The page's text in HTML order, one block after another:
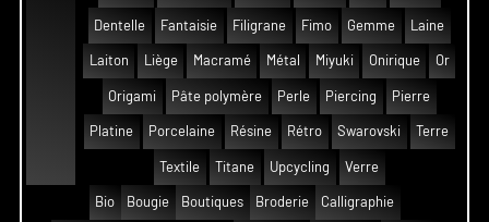
Dentelle Fantaisie Filigrane Fimo Gemme Laine
Laiton Liège Macramé Métal Miyuki Onirique Or
Origami Pâte polymère Perle Piercing Pierre
Platine Porcelaine Résine Rétro Swarovski Terre
Textile Titane Upcycling Verre
Bio Bougie Boutiques Broderie Calligraphie